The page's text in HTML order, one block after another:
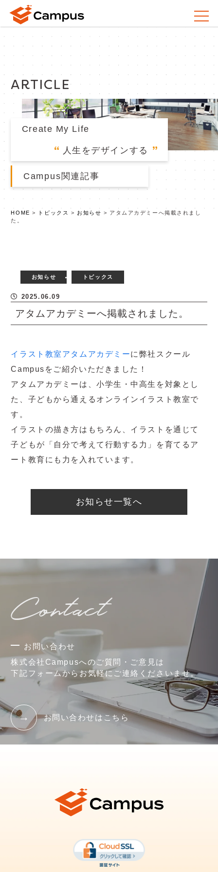
ARTICLE
Create My Life
人生をデザインする
Campus関連記事
HOME > トピックス > お知らせ > アタムアカデミーへ掲載されまし
た。
お知らせ トピックス
2025.06.09
アタムアカデミーへ掲載されました。
イラスト教室アタムアカデミーに弊社スクール
Campusをご紹介いただきました！
アタムアカデミーは、小学生・中高生を対象とし
た、子どもから通えるオンラインイラスト教室で
す。
イラストの描き方はもちろん、イラストを通じて
子どもが「自分で考えて行動する力」を育てるア
ート教育にも力を入れています。
お知らせ一覧へ
Contact
お問い合わせ
株式会社Campusへのご質問・ご意見は
下記フォームからお気軽にご連絡くださいませ。
お問い合わせはこちら